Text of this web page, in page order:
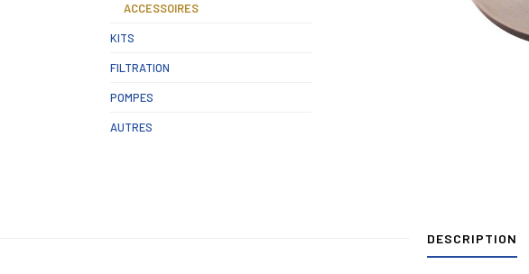
ACCESSOIRES
KITS
FILTRATION
POMPES
AUTRES
DESCRIPTION